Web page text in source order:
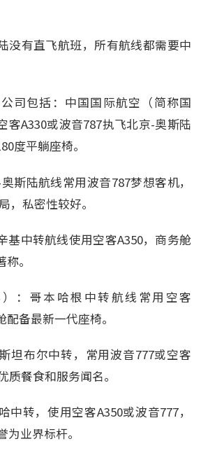
没有直飞航班，所有航线都需要中
司包括：中国国际航空（简称国
客A330或波音787执飞北京-奥斯陆
度平躺座椅。
斯陆航线常用波音787梦想客机，
，私密性较好。
基中转航线使用空客A350，商务舱
。
：哥本哈根中转航线常用空客
备最新一代座椅。
坦布尔中转，常用波音777或空客
质餐食和服务闻名。
中转，使用空客A350或波音777，
业界标杆。